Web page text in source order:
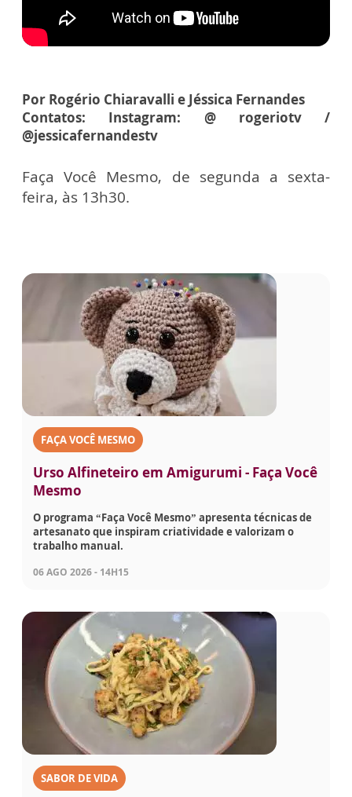
Por Rogério Chiaravalli e Jéssica Fernandes
Contatos: Instagram: @ rogeriotv /
@jessicafernandestv
Faça Você Mesmo, de segunda a sexta-
feira, às 13h30.
FAÇA VOCÊ MESMO
Urso Alfineteiro em Amigurumi - Faça Você
Mesmo
O programa “Faça Você Mesmo” apresenta técnicas de
artesanato que inspiram criatividade e valorizam o
trabalho manual.
06 AGO 2026 - 14H15
SABOR DE VIDA